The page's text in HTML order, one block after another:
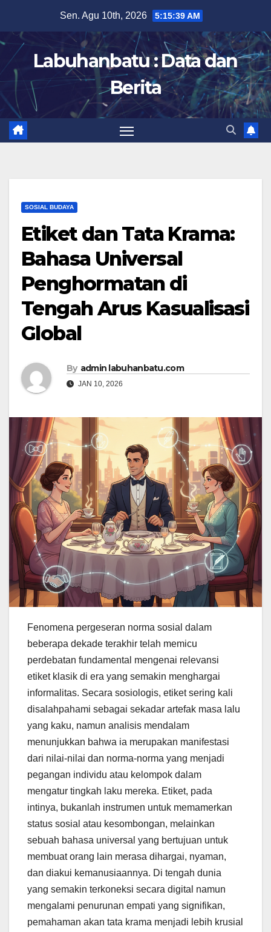
content
Sen. Agu 10th, 2026 5:15:40 AM
Labuhanbatu : Data dan
Berita
SOSIAL BUDAYA
Etiket dan Tata Krama:
Bahasa Universal
Penghormatan di
Tengah Arus Kasualisasi
Global
By admin labuhanbatu.com
JAN 10, 2026
Fenomena pergeseran norma sosial dalam
beberapa dekade terakhir telah memicu
perdebatan fundamental mengenai relevansi
etiket klasik di era yang semakin menghargai
informalitas. Secara sosiologis, etiket sering kali
disalahpahami sebagai sekadar artefak masa lalu
yang kaku, namun analisis mendalam
menunjukkan bahwa ia merupakan manifestasi
dari nilai-nilai dan norma-norma yang menjadi
pegangan individu atau kelompok dalam
mengatur tingkah laku mereka. Etiket, pada
intinya, bukanlah instrumen untuk memamerkan
status sosial atau kesombongan, melainkan
sebuah bahasa universal yang bertujuan untuk
membuat orang lain merasa dihargai, nyaman,
dan diakui kemanusiaannya. Di tengah dunia
yang semakin terkoneksi secara digital namun
mengalami penurunan empati yang signifikan,
pemahaman akan tata krama menjadi lebih krusial